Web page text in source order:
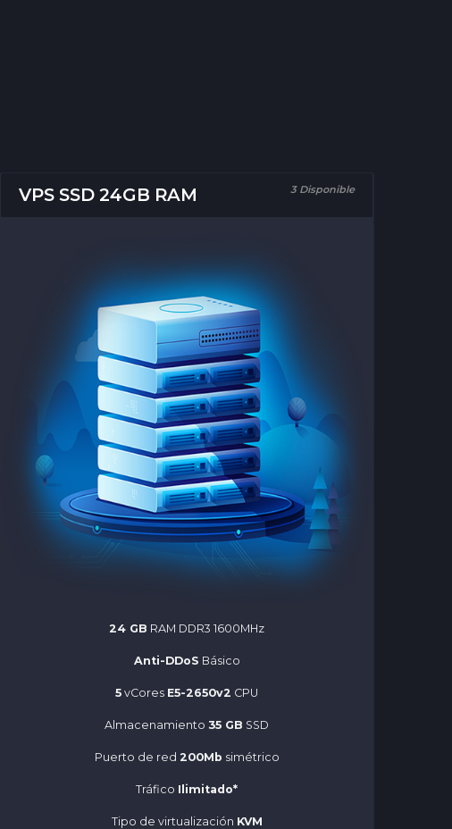
VPS SSD 24GB RAM 3 Disponible
24 GB RAM DDR3 1600MHz
Anti-DDoS Básico
5 vCores E5-2650v2 CPU
Almacenamiento 35 GB SSD
Puerto de red 200Mb simétrico
Tráfico Ilimitado*
Tipo de virtualización KVM